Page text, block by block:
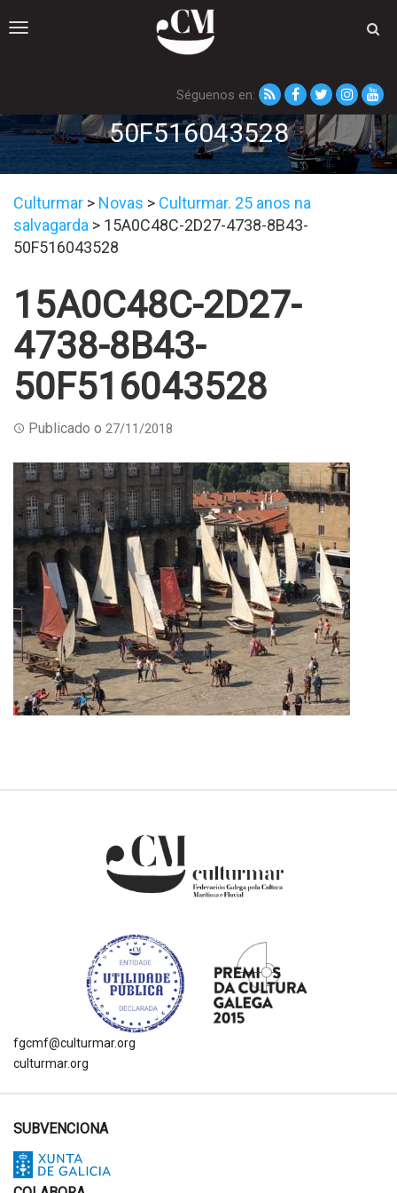
Toggle
Séguenos en:
15A0C48C-2D27-4738-8B43-
50F516043528
Culturmar > Novas > Culturmar. 25 anos na
salvagarda > 15A0C48C-2D27-4738-8B43-
50F516043528
15A0C48C-2D27-
4738-8B43-
50F516043528
Publicado o 27/11/2018
fgcmf@culturmar.org
culturmar.org
SUBVENCIONA